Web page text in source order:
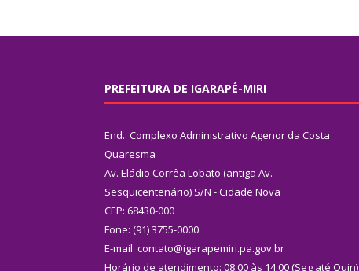
PREFEITURA DE IGARAPÉ-MIRI
End.: Complexo Administrativo Agenor da Costa
Quaresma
Av. Eládio Corrêa Lobato (antiga Av.
Sesquicentenário) S/N - Cidade Nova
CEP: 68430-000
Fone: (91) 3755-0000
E-mail: contato@igarapemiri.pa.gov.br
Horário de atendimento: 08:00 às 14:00 (Seg até Quin)